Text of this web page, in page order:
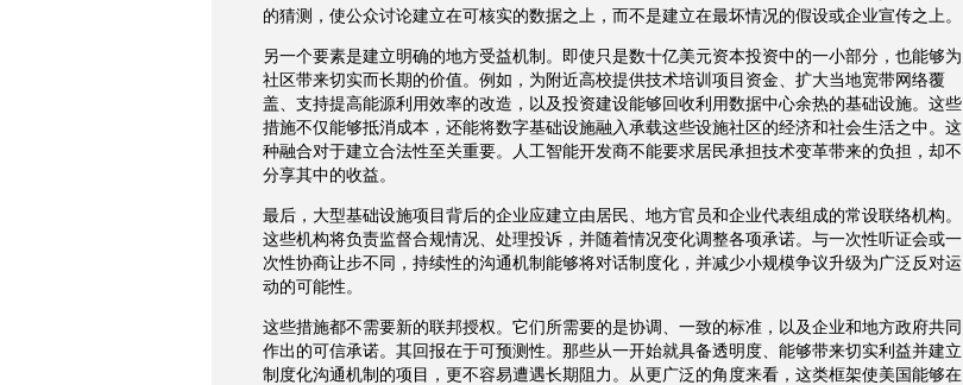
的猜测，使公众讨论建立在可核实的数据之上，而不是建立在最坏情况的假设或企业宣传之上。
另一个要素是建立明确的地方受益机制。即使只是数十亿美元资本投资中的一小部分，也能够为
社区带来切实而长期的价值。例如，为附近高校提供技术培训项目资金、扩大当地宽带网络覆
盖、支持提高能源利用效率的改造，以及投资建设能够回收利用数据中心余热的基础设施。这些
措施不仅能够抵消成本，还能将数字基础设施融入承载这些设施社区的经济和社会生活之中。这
种融合对于建立合法性至关重要。人工智能开发商不能要求居民承担技术变革带来的负担，却不
分享其中的收益。
最后，大型基础设施项目背后的企业应建立由居民、地方官员和企业代表组成的常设联络机构。
这些机构将负责监督合规情况、处理投诉，并随着情况变化调整各项承诺。与一次性听证会或一
次性协商让步不同，持续性的沟通机制能够将对话制度化，并减少小规模争议升级为广泛反对运
动的可能性。
这些措施都不需要新的联邦授权。它们所需要的是协调、一致的标准，以及企业和地方政府共同
作出的可信承诺。其回报在于可预测性。那些从一开始就具备透明度、能够带来切实利益并建立
制度化沟通机制的项目，更不容易遭遇长期阻力。从更广泛的角度来看，这类框架使美国能够在